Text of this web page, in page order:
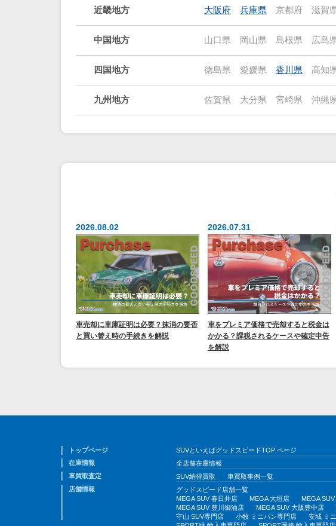
近畿地方 大阪府 兵庫県 京都府 滋賀
中国地方 山口県 岡山県 島根県 広島
四国地方 徳島県 愛媛県 香川県 高知
九州地方 佐賀県 大分県 宮崎県 沖縄
2026.08.02
車売却に車庫証明は必要？抹消の要否
と買い替え時の手続きを解説
2026.07.31
車をプレミア価格で売却すると税金は
かかる？課税されるケースや確定申告
を解説
トップページ
SUVといえばグッドスピードTOP ページ
在庫情報
全店舗在庫情報
車買取査定
SUV納得買取
車買取事例一覧
店舗情報
グッドスピード店舗一覧
MEGA SUV 春日井店
MEGA 大垣店 MEGA
MEGA SUV 豊川御油店
MEGA SUV 大阪豊中店
守山 SUV専門店
小牧 ミニバン専門店 安城 ミ